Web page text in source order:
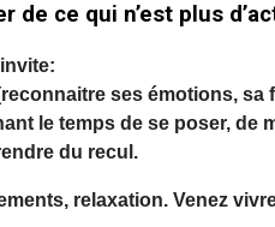
de ce qui n’est plus
ses émotions, sa
le temps de se poser, de
du recul.
relaxation. Venez